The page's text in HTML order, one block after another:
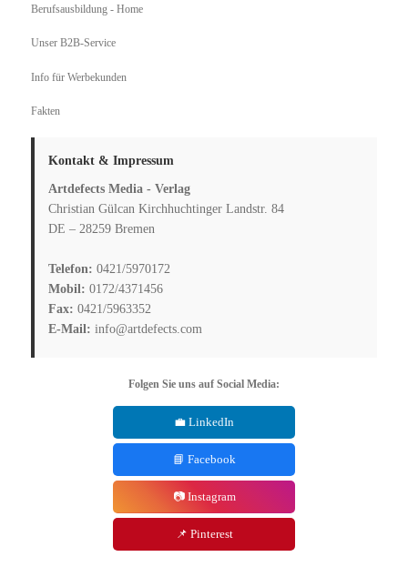
Artdefects Media - Verlag
Christian Gülcan Kirchhuchtinger Landstr. 84
DE – 28259 Bremen
Mobil:0172/4371456
Fax:0421/5963352
E-Mail:info@artdefects.com
📘 Facebook
📷 Instagram
📌 Pinterest